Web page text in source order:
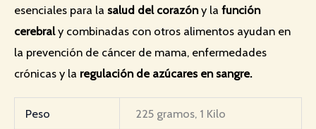
esenciales para la salud del corazóny la función
cerebraly combinadas con otros alimentos ayudan en
la prevención de cáncer de mama, enfermedades
crónicas y la regulación de azúcares en sangre.
Peso 225 gramos, 1 Kilo